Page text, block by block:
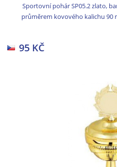
Sportovní pohár SP05.2 zlato,
průměrem kovového kalichu 90
95 KČ